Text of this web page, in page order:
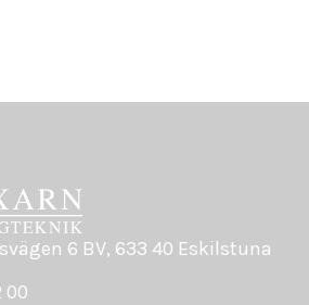
6 BV, 633 40 Eskilstuna
00